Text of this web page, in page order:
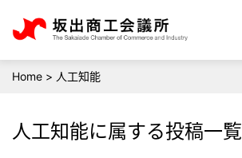
Home > 人工知能
人工知能に属する投稿一覧